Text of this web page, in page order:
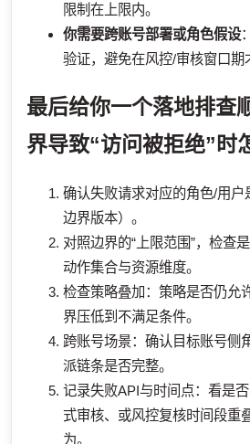
限制在上限内。
你需要跨账号部署或角色假设
验证，避免在风控/审核窗口期
最后给你一个落地排查
界导致“访问被拒绝”时
确认失败请求对应的角色/用户
边界版本）。
对照边界的“上限范围”，检查
动作集合与资源维度。
检查策略叠加：策略是否仍允
界压低到不满足条件。
跨账号场景：确认目标账号侧
派链条是否完整。
记录失败API与时间点：看是
式审核、或风控复核时间段重
为。